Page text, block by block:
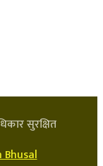
सुरक्षित